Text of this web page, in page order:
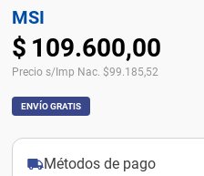
MSI
$ 109.600,00
Precio s/Imp Nac. $99.185,52
ENVÍO GRATIS
Métodos de pago